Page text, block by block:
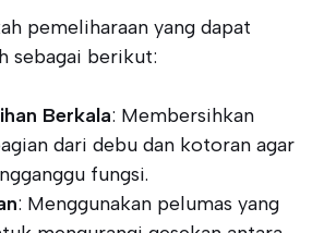
pemeliharaan yang dapat
sebagai berikut:
Berkala: Membersihkan
dari debu dan kotoran agar
fungsi.
: Menggunakan pelumas yang